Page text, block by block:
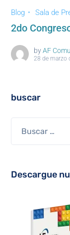
Blog Sala de
2do
by AF
28 de marzo
buscar
Descargue